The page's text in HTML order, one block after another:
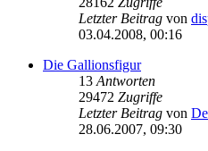
Letzter Beitrag von
03.04.2008, 00:16
Die Gallionsfigur
13 Antworten
29472 Zugriffe
Letzter Beitrag von
28.06.2007, 09:30